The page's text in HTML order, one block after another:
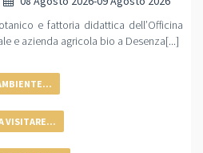
e fattoria didattica dell’Officina
e azienda agricola bio a Desenza[...]
VISITARE...